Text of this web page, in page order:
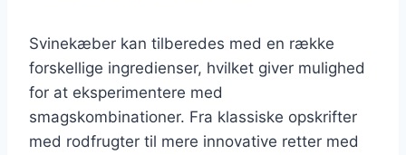
Svinekæber kan tilberedes med en række
forskellige ingredienser, hvilket giver mulighed
for at eksperimentere med
smagskombinationer. Fra klassiske opskrifter
med rodfrugter til mere innovative retter med